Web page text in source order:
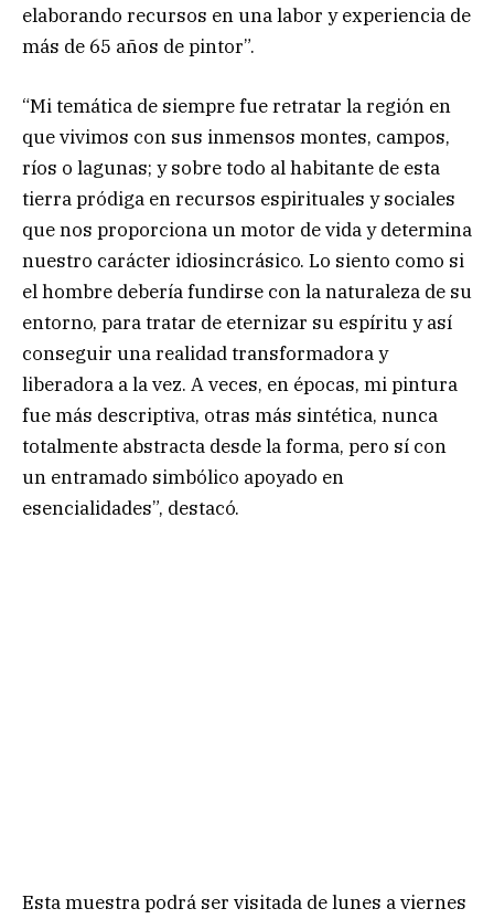
elaborando recursos en una labor y experiencia de
más de 65 años de pintor”.
“Mi temática de siempre fue retratar la región en
que vivimos con sus inmensos montes, campos,
ríos o lagunas; y sobre todo al habitante de esta
tierra pródiga en recursos espirituales y sociales
que nos proporciona un motor de vida y determina
nuestro carácter idiosincrásico. Lo siento como si
el hombre debería fundirse con la naturaleza de su
entorno, para tratar de eternizar su espíritu y así
conseguir una realidad transformadora y
liberadora a la vez. A veces, en épocas, mi pintura
fue más descriptiva, otras más sintética, nunca
totalmente abstracta desde la forma, pero sí con
un entramado simbólico apoyado en
esencialidades”, destacó.
Esta muestra podrá ser visitada de lunes a viernes